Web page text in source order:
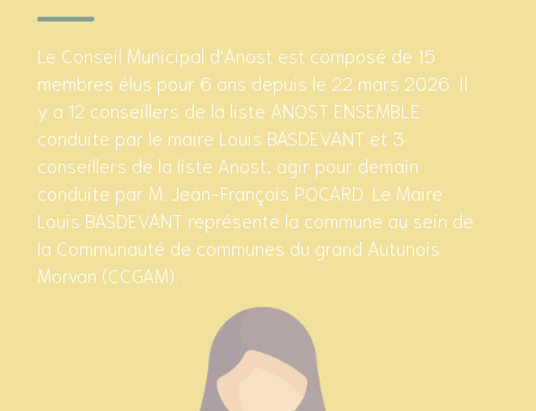
Le Conseil Municipal d'Anost est composé de 15
membres élus pour 6 ans depuis le 22 mars 2026. Il
y a 12 conseillers de la liste ANOST ENSEMBLE
conduite par le maire Louis BASDEVANT et 3
conseillers de la liste Anost, agir pour demain
conduite par M. Jean-François POCARD. Le Maire
Louis BASDEVANT représente la commune au sein de
la Communauté de communes du grand Autunois
Morvan (CCGAM).